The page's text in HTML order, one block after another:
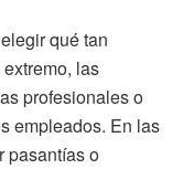
qué tan
las
profesionales o
empleados. En las
pasantías o